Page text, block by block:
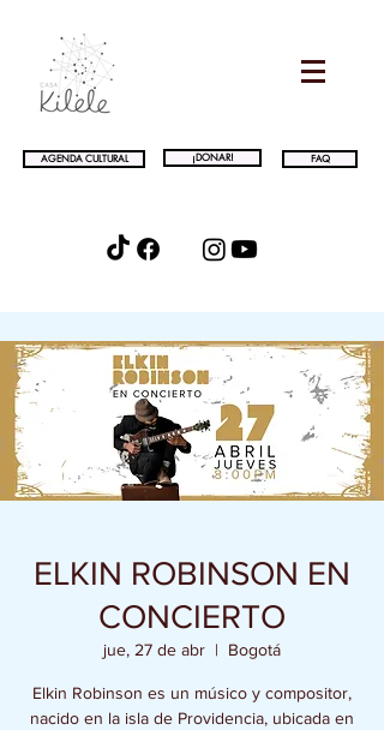
AGENDA CULTURAL ¡DONAR! FAQ
ELKIN ROBINSON EN
CONCIERTO
jue, 27 de abr
  |
Bogotá
Elkin Robinson es un músico y compositor,
nacido en la isla de Providencia, ubicada en